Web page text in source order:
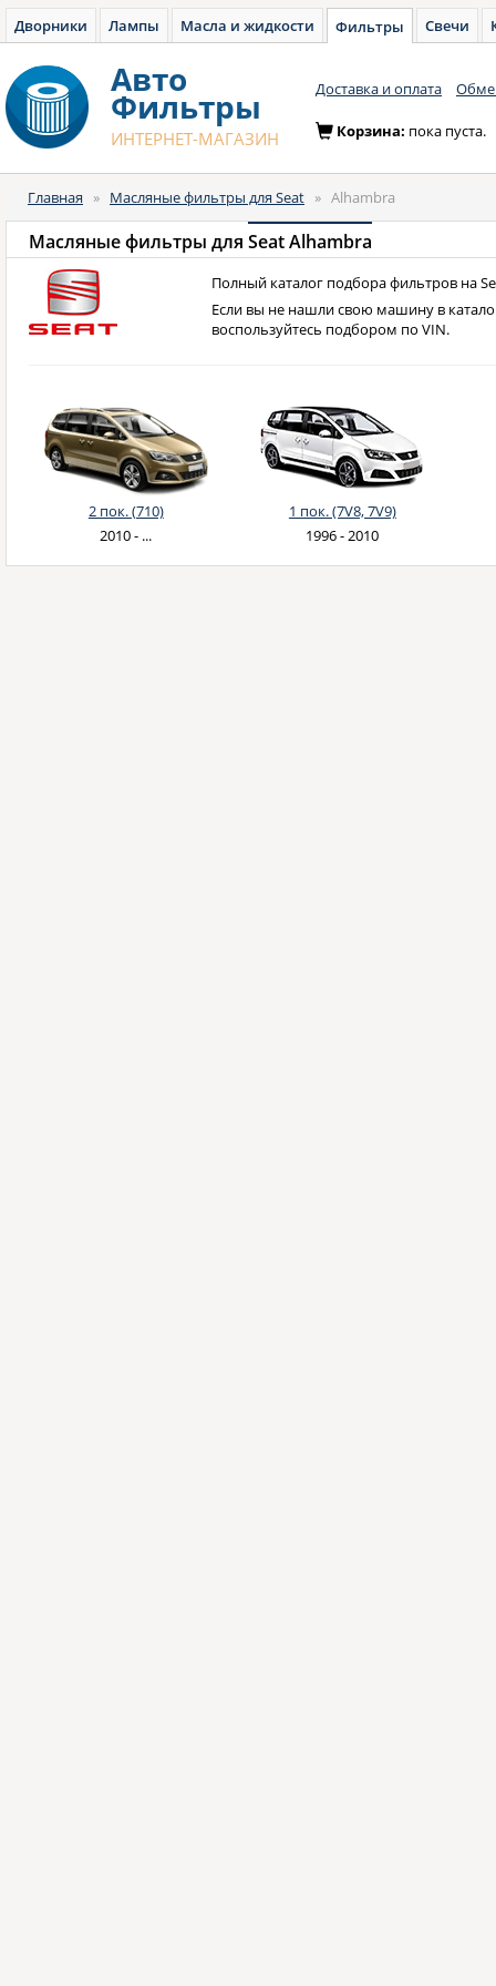
Дворники Лампы Масла и жидкости Фильтры Свечи
Авто
Фильтры
ИНТЕРНЕТ-МАГАЗИН
Доставка и оплата
Корзина: пока пуста.
Главная » Масляные фильтры для Seat » Alhambra
Масляные фильтры для Seat Alhambra
Полный каталог подбора фильтров на
Если вы не нашли свою машину в
воспользуйтесь подбором по VIN.
2 пок. (710)
2010 - ...
1 пок. (7V8, 7V9)
1996 - 2010